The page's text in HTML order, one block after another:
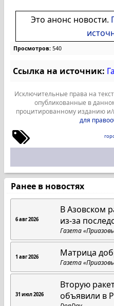
Это анонс новости.
Просмотров: 540
Ссылка на источник:
Исключительные права на
опубликованные в
процитированному изданию и/
для
Ранее в новостях
6 авг 2026
В Азовском
из-за
Газета
1 авг 2026 Матрица
Газета
31 июл 2026
Вторую
объявили в